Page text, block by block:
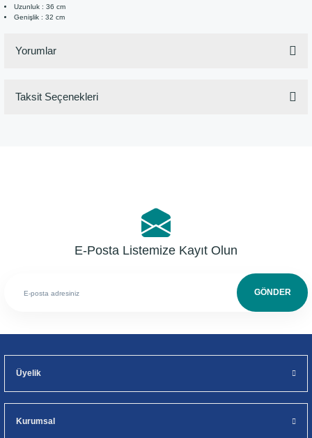
Uzunluk : 36 cm
Genişlik : 32 cm
Yorumlar
Taksit Seçenekleri
E-Posta Listemize Kayıt Olun
GÖNDER
Üyelik
Kurumsal